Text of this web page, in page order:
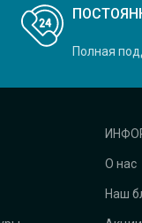
Полная
О нас
Наш